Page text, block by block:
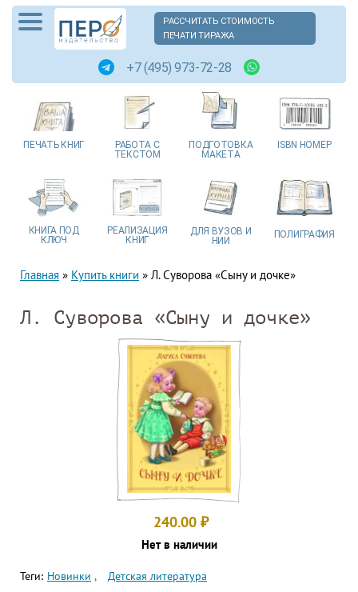
РАССЧИТАТЬ СТОИМОСТЬ
ПЕЧАТИ ТИРАЖА
+7 (495) 973-72-28
ПЕЧАТЬ КНИГ РАБОТА С
ТЕКСТОМ
ПОДГОТОВКА
МАКЕТА
ISBN НОМЕР
КНИГА ПОД
КЛЮЧ
РЕАЛИЗАЦИЯ
КНИГ
ДЛЯ ВУЗОВ И
НИИ
ПОЛИГРАФИЯ
Главная » Купить книги » Л. Суворова «Сыну и дочке»
Л. Суворова «Сыну и дочке»
240.00 ₽
Нет в наличии
Теги: Новинки Детская литература